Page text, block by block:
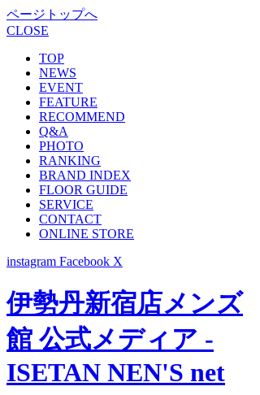
ページトップへ
CLOSE
TOP
NEWS
EVENT
FEATURE
RECOMMEND
Q&A
PHOTO
RANKING
BRAND INDEX
FLOOR GUIDE
SERVICE
CONTACT
ONLINE STORE
instagram Facebook X
伊勢丹新宿店メンズ
館 公式メディア -
ISETAN NEN'S net